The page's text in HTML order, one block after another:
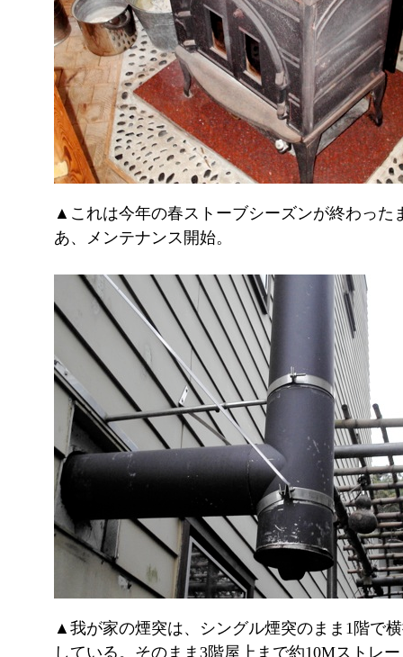
▲これは今年の春ストーブシーズンが終わった
あ、メンテナンス開始。
▲我が家の煙突は、シングル煙突のまま1階で
している。そのまま3階屋上まで約10Mストレ